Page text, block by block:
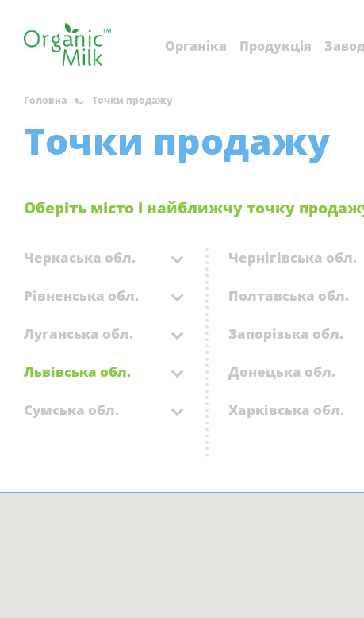
Органіка Продукція
Головна Точки продажу
Точки продажу
Оберіть місто і найближчу точку
Черкаська обл.
Рівненська обл.
Луганська обл.
Львівська обл.
Сумська обл.
Чернігівська обл.
Полтавська обл.
Запорізька обл.
Донецька обл.
Харківська обл.